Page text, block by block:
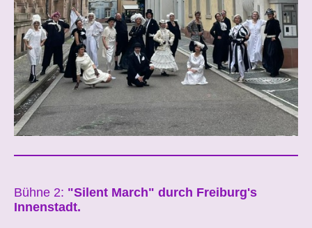
Bühne 2: "Silent March" durch Freiburg's
Innenstadt.